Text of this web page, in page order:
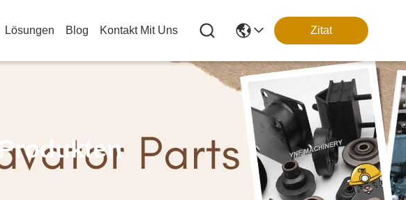
Lösungen Blog Kontakt Mit Uns Zitat